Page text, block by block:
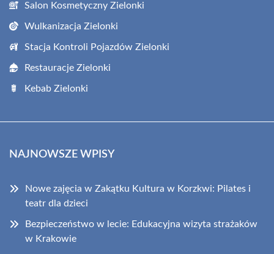
Salon Kosmetyczny Zielonki
Wulkanizacja Zielonki
Stacja Kontroli Pojazdów Zielonki
Restauracje Zielonki
Kebab Zielonki
NAJNOWSZE WPISY
Nowe zajęcia w Zakątku Kultura w Korzkwi: Pilates i
teatr dla dzieci
Bezpieczeństwo w lecie: Edukacyjna wizyta strażaków
w Krakowie